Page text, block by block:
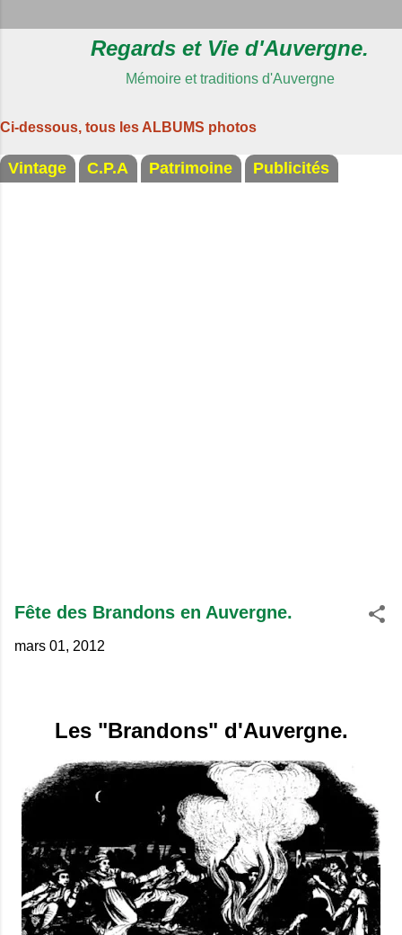
Regards et Vie d'Auvergne.
Mémoire et traditions d'Auvergne
Ci-dessous, tous les ALBUMS photos
Vintage C.P.A Patrimoine Publicités
Fête des Brandons en Auvergne.
mars 01, 2012
Les "Brandons" d'Auvergne.